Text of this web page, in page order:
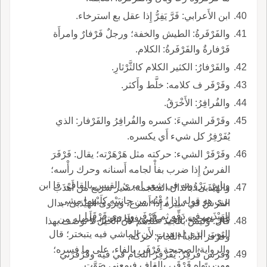
ابن الأَعرابي: فَرَّ يَفِرُّ إِذا عقل بع استرخاء.
والفَرْفَرةُ: الطيش والخفة؛ ورجلٌ فَرْفارٌ وامرأَة
فَرْفارةٌ والفَرْفَرةُ: الكلام.
والفَرْفارُ: الكثير الكلام كالثَّرْثارِ.
وفَرْفَر ف كلامه: خلَّط وأَكثر.
والفُرافِرُ: الأَخْرَقُ.
وفَرْفَر الشيءَ: كسره والفُرافِرُ والفَرْفار: الذي
يُفَرْفِرُ كل شيء أَي يكسره.
وفَرْفَرْ الشيء: حركته مثل هَرْهَرْته؛ يقال: فَرْفَرَ
الفرسُ إِذا ضرب بفأْ لجامه أَسنانه وحرك رأْسه؛
وناس يَرْوُونه في شعر امرئ القيس بالقاف، قا ابن
بري هو قوله إِذا زُعْتُه من جانِبَيْهِ كِلَيْهما مشى
الهَيْذَبى في دَفِّه ثم فَرْفَر ويروى قَرْقَرا.
والهَيْذَبى، بالذال المعجمة: سير سريع من أَهْذَب
الفرسُ في سيره إِذا أَسرع، ويروى الهَيْدَبى، بدال
غير معجمة، وهي مِشْي فيها تبختر، وأَصله من
الثوب الذي له هدب لأَن الماشي فيه يتبختر؛ قال
والرواية الصحيحة فَرْفَر، بالفاء، على ما فسره؛
ومن رواه قَرْقَر، بالقاف فبمعنى صَوَّت.
قال: وليس بالجيد عندهم لأَن الخيل لا توصف بهذا
وفَرْفَر الدابةُ اللجامَ: حركه.
وفرس فُرفِرٌ: يُفَرْفِرُ اللجام في فيه وفَرْفَرَني